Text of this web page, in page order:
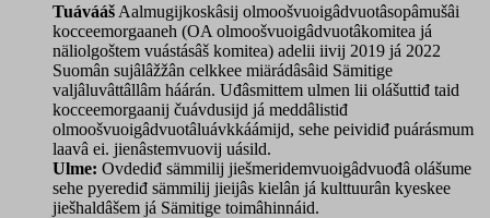
Tuávááš Aalmugijkoskâsij olmoošvuoigâdvuotâsopâmušâi
kocceemorgaaneh (OA olmoošvuoigâdvuotâkomitea já
näliolgoštem vuástásâš komitea) adelii iivij 2019 já 2022
Suomân sujâlâžžân celkkee miärádâsâid Sämitige
valjâluvâttâllâm háárán. Uđâsmittem ulmen lii olášuttiđ taid
kocceemorgaanij čuávdusijd já meddâlistiđ
olmoošvuoigâdvuotâluávkkáámijd, sehe peividiđ puárásmum
laavâ ei. jienâstemvuovij uásild.
Ulme: Ovdediđ sämmilij jiešmeridemvuoigâdvuođâ olášume
sehe pyerediđ sämmilij jieijâs kielân já kulttuurân kyeskee
jiešhaldâšem já Sämitige toimâhinnáid.